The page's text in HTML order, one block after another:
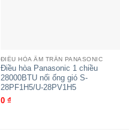
ĐIỀU HÒA ÂM TRẦN PANASONIC
Điều hòa Panasonic 1 chiều
28000BTU nối ống gió S-
28PF1H5/U-28PV1H5
0 ₫